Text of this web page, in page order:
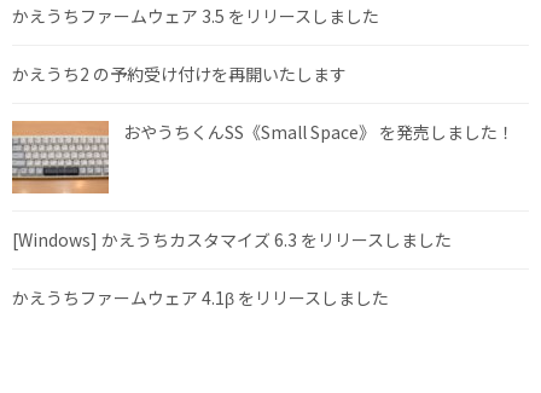
かえうちファームウェア 3.5 をリリースしました
かえうち2 の予約受け付けを再開いたします
おやうちくんSS《Small Space》 を発売しました！
[Windows] かえうちカスタマイズ 6.3 をリリースしました
かえうちファームウェア 4.1β をリリースしました